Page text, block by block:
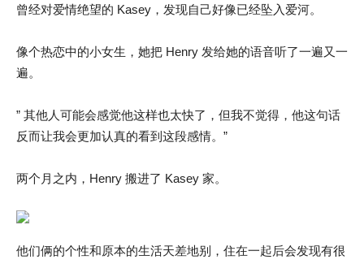
曾经对爱情绝望的 Kasey，发现自己好像已经坠入爱河。
像个热恋中的小女生，她把 Henry 发给她的语音听了一遍又一
遍。
” 其他人可能会感觉他这样也太快了，但我不觉得，他这句话
反而让我会更加认真的看到这段感情。”
两个月之内，Henry 搬进了 Kasey 家。
他们俩的个性和原本的生活天差地别，住在一起后会发现有很